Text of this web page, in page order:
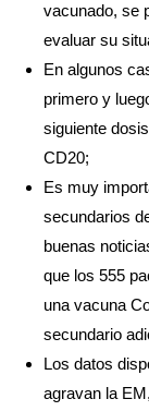
vacunado, se
evaluar su
En algunos
primero y
siguiente
CD20;
Es muy
secundarios
buenas
que los 555
una vacuna
secundario
Los datos
agravan la